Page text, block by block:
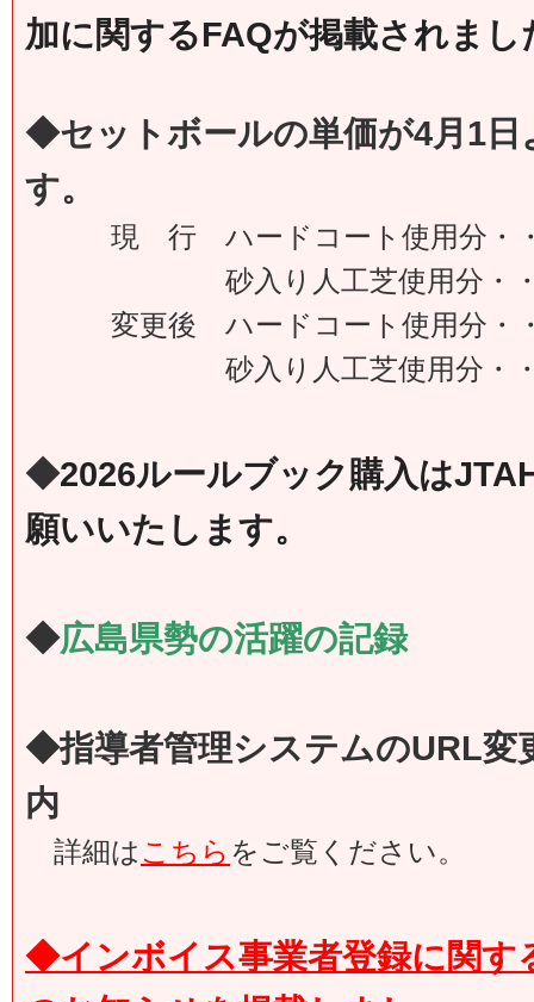
加に関するFAQが掲載されまし
◆セットボールの単価が4月1日
す。
現 行 ハードコート使用分・
砂入り人工芝使用分・・・
変更後 ハードコート使用分・・
砂入り人工芝使用分・・・
◆2026ルールブック購入は
願いいたします。
◆広島県勢の活躍の記録
◆指導者管理システムのURL変
内
詳細はこちら をご覧ください。
◆インボイス事業者登録に関す